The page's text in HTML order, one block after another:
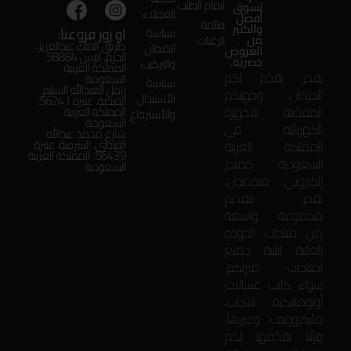
تسوق
أفضل
والكثير
من
العروض
حصرية.
بفخر نقدّم لكم
الحركان: وجهتكم
المفضّلة للأجهزة
الكهربائية في
المملكة العربية
السعودية. كمتجر
إلكتروني متخصص،
نفخر بتقديم
مجموعة واسعة
من منتجات الجودة
العالية لتلبية جميع
احتياجات منزلكم.
سواء كانت غسالات
أوتوماتيكية، ثلاجات،
مايكروويف، وغيرها،
فإنّنا نقدّمها لكم
اتمام الطلب
قائمة
الرغبات
العملاء
سياسة
الضمان
والتركيب
سياسة
الأستبدال
والأسترجاع
او زور فروعنا:
طريق الملك عبدالعزيز،
الحزم، الرس 58884،
المملكة العربية
السعودية
زامل العبدالله السليم،
الفيضة، عنيزة 56241،
المملكة العربية
السعودية
شارع محمد عبدالله
القاضي، الشرقية، عنيزة
56439، المملكة العربية
السعودية